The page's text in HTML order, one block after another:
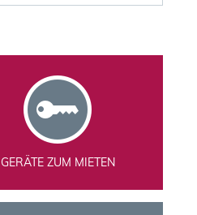
GERÄTE ZUM MIETEN